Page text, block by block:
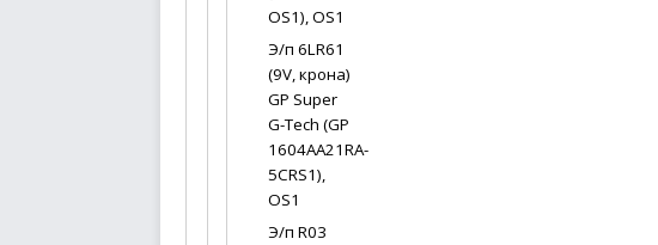
OS1), OS1
Э/п 6LR61
(9V, крона)
GP Super
G-Tech (GP
1604AA21RA-
5CRS1),
OS1
Э/п R03